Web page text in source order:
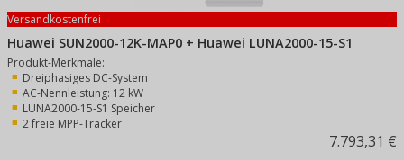
Versandkostenfrei
Huawei SUN2000-12K-MAP0 + Huawei LUNA2000-15-S1
Produkt-Merkmale:
Dreiphasiges DC-System
AC-Nennleistung: 12 kW
LUNA2000-15-S1 Speicher
2 freie MPP-Tracker
7.793,31 €